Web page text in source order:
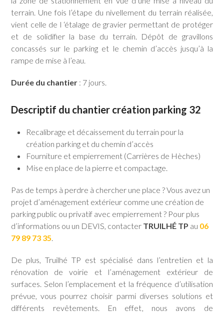
terrain. Une fois l’étape du nivellement du terrain réalisée,
vient celle de l ‘étalage de gravier permettant de protéger
et de solidifier la base du terrain. Dépôt de gravillons
concassés sur le parking et le chemin d’accès jusqu’à la
rampe de mise à l’eau.
Durée du chantier : 7 jours.
Descriptif du chantier création parking 32
Recalibrage et décaissement du terrain pour la
création parking et du chemin d’accès
Fourniture et empierrement (Carrières de Hèches)
Mise en place de la pierre et compactage.
Pas de temps à perdre à chercher une place ? Vous avez un
projet d’aménagement extérieur comme une création de
parking public ou privatif avec empierrement ? Pour plus
d’informations ou un DEVIS, contacter TRUILHÉ TP au 06
79 89 73 35.
De plus, Truilhé TP est spécialisé dans l’entretien et la
rénovation de voirie et l’aménagement extérieur de
surfaces. Selon l’emplacement et la fréquence d’utilisation
prévue, vous pourrez choisir parmi diverses solutions et
différents revêtements. En effet, nous avons de